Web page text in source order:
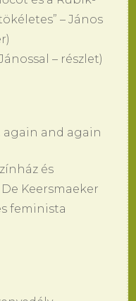
– János
– részlet)
again and again
és
Keersmaeker
feminista